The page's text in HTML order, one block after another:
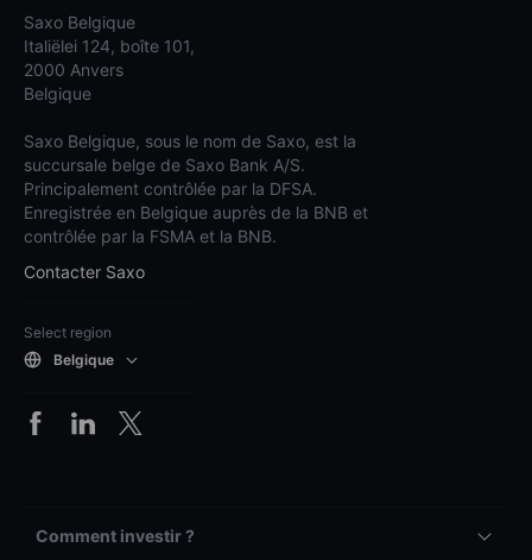
Saxo Belgique
Italiëlei 124, boîte 101,
2000 Anvers
Belgique
Saxo Belgique, sous le nom de Saxo, est la
succursale belge de Saxo Bank A/S.
Principalement contrôlée par la DFSA.
Enregistrée en Belgique auprès de la BNB et
contrôlée par la FSMA et la BNB.
Contacter Saxo
Select region
Belgique
Comment investir ?